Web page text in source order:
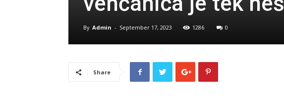
By Admin - September 17, 2023 1286 0
Share